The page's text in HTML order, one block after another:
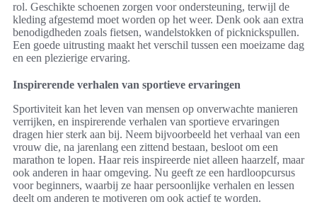
rol. Geschikte schoenen zorgen voor ondersteuning, terwijl de
kleding afgestemd moet worden op het weer. Denk ook aan extra
benodigdheden zoals fietsen, wandelstokken of picknickspullen.
Een goede uitrusting maakt het verschil tussen een moeizame dag
en een plezierige ervaring.
Inspirerende verhalen van sportieve ervaringen
Sportiviteit kan het leven van mensen op onverwachte manieren
verrijken, en inspirerende verhalen van sportieve ervaringen
dragen hier sterk aan bij. Neem bijvoorbeeld het verhaal van een
vrouw die, na jarenlang een zittend bestaan, besloot om een
marathon te lopen. Haar reis inspireerde niet alleen haarzelf, maar
ook anderen in haar omgeving. Nu geeft ze een hardloopcursus
voor beginners, waarbij ze haar persoonlijke verhalen en lessen
deelt om anderen te motiveren om ook actief te worden.